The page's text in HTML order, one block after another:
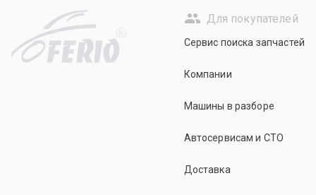
R
Для покупателей
Сервис поиска запчастей
Компании
Машины в разборе
Автосервисам и СТО
Доставка